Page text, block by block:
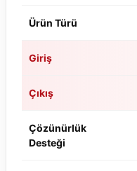
Ürün Türü
Giriş
Çıkış
Çözünürlük
Desteği